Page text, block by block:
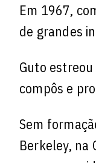
Em 1967,
de grandes
Guto
compôs e
Sem
Berkeley, na